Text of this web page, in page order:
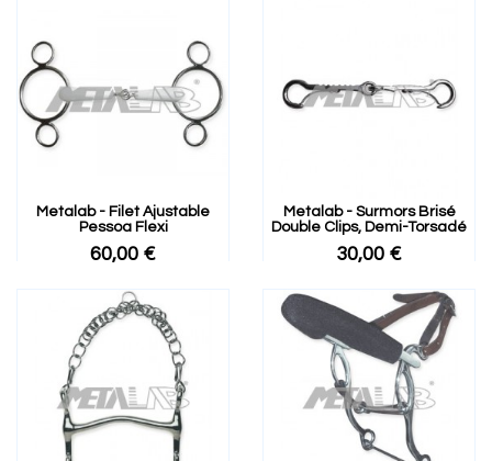
Metalab - Filet Ajustable
Pessoa Flexi
60,00 €
Metalab - Surmors Brisé
Double Clips, Demi-Torsadé
30,00 €